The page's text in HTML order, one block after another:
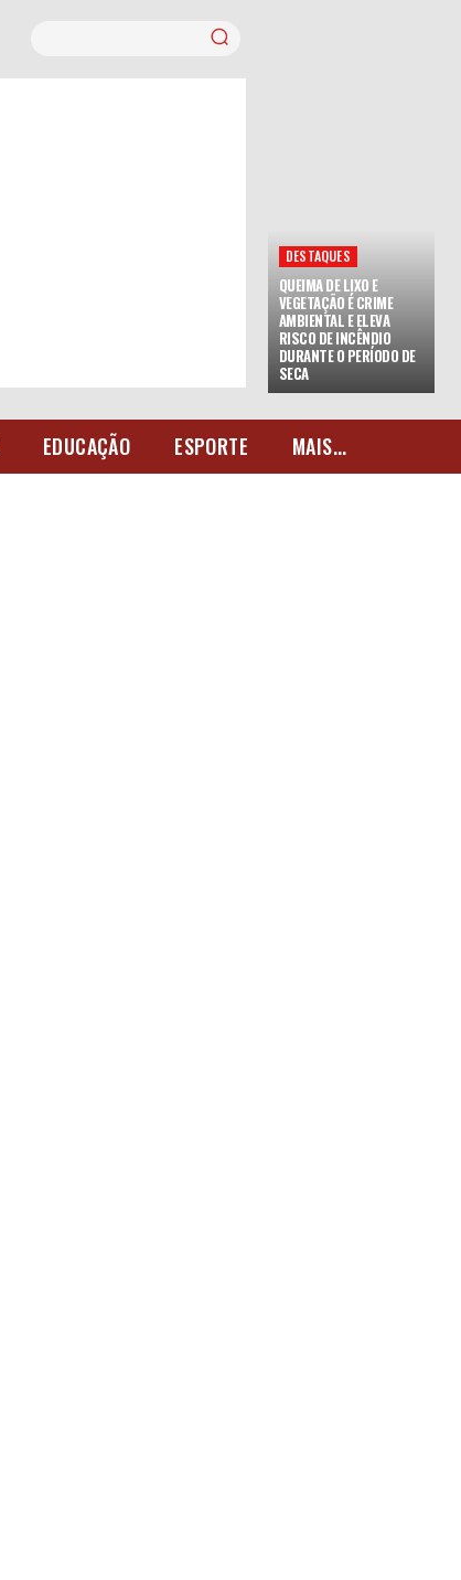
DESTAQUES
QUEIMA DE LIXO E
VEGETAÇÃO É CRIME
AMBIENTAL E ELEVA
RISCO DE INCÊNDIO
DURANTE O PERÍODO DE
SECA
EDUCAÇÃO ESPORTE MAIS...